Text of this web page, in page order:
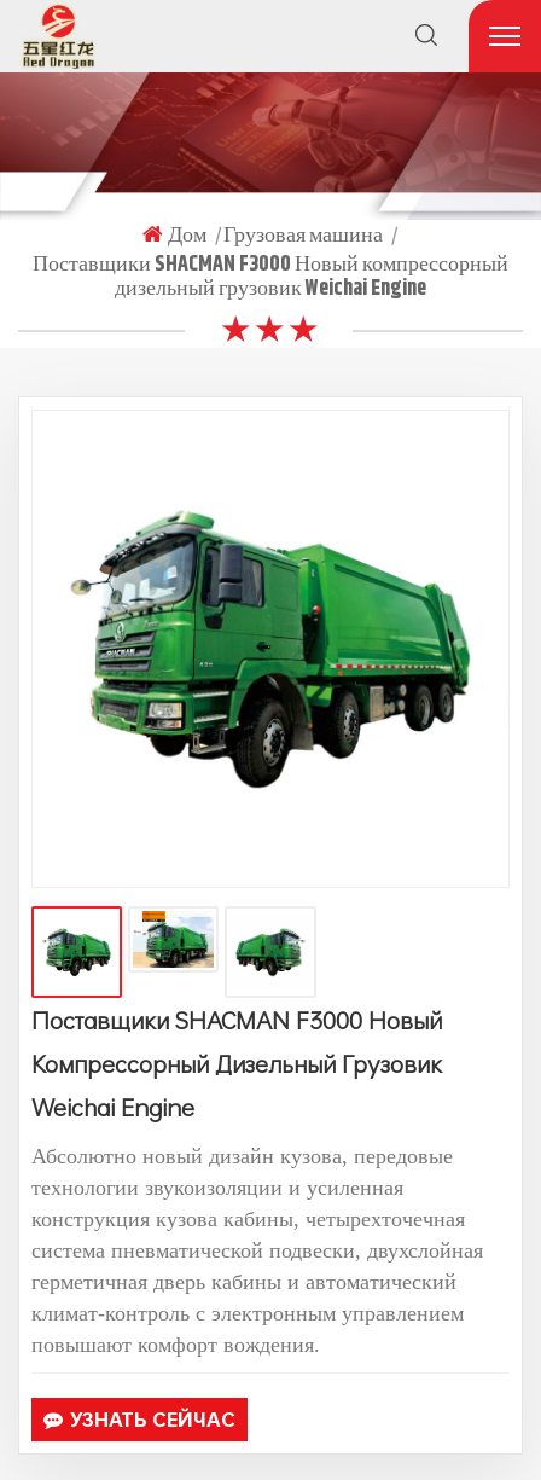
Дом | Грузовая машина |
Поставщики SHACMAN F3000 Новый компрессорный
дизельный грузовик Weichai Engine
★ ★ ★
Поставщики SHACMAN F3000 Новый
Компрессорный Дизельный Грузовик
Weichai Engine
Абсолютно новый дизайн кузова, передовые
технологии звукоизоляции и усиленная
конструкция кузова кабины, четырехточечная
система пневматической подвески, двухслойная
герметичная дверь кабины и автоматический
климат-контроль с электронным управлением
повышают комфорт вождения.
УЗНАТЬ СЕЙЧАС